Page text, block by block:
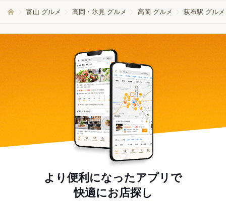
富山 グルメ 高岡・氷見 グルメ 高岡 グルメ 荻布駅 グルメ
より便利になったアプリで
快適にお店探し